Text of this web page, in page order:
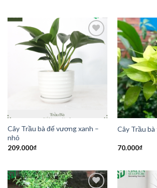
Add to
Cây Trầu bà đế vương xanh –
nhỏ
209.000₫
Cây Trầu
70.000₫